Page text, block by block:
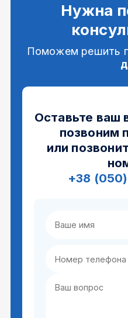
Нужна
Поможем решить
Оставьте ваш
позвоним
или
+38